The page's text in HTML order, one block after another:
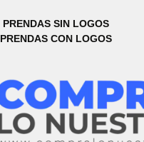
PRENDAS SIN LOGOS
PRENDAS CON LOGOS